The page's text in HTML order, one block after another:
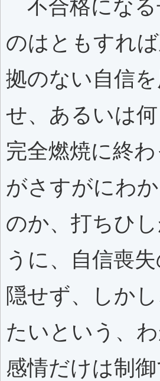
不合格になる
のはともすれ
拠のない自信
せ、あるいは
完全燃焼に終
がさすがにわ
のか、打ちひ
うに、自信喪
隠せず、しか
たいという、
感情だけは制